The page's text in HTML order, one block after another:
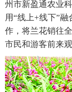
州市新盈通农业
用“线上+线下”
作，将兰花销往
市民和游客前来观